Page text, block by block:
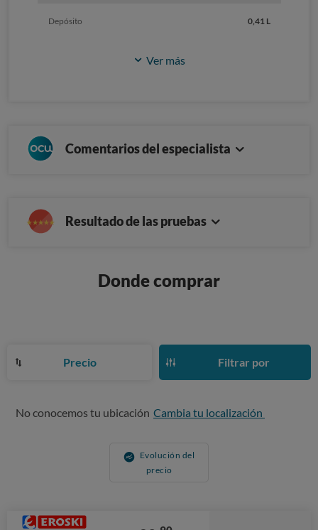
Depósito 0,41 L
Ver más
Comentarios del especialista
Resultado de las pruebas
Donde comprar
Precio Filtrar por
No conocemos tu ubicación Cambia tu localización
Evolución del
precio